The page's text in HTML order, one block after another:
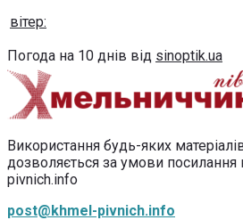
вітер:
Погода на 10 днів від sinoptik.ua
Використання будь-яких
дозволяється за умови посилання
pivnich.info
post@khmel-pivnich.info